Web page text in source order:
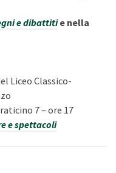
e dibattitie nella
Liceo Classico-
7 – ore 17
e spettacoli